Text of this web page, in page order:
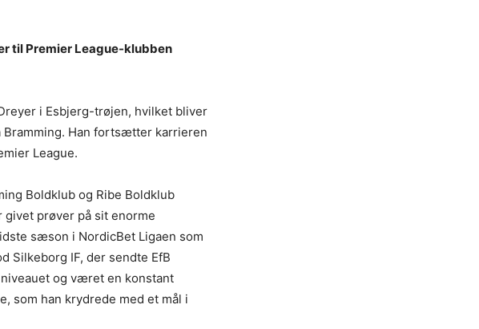
til Premier League-klubben
i Esbjerg-trøjen, hvilket bliver
Han fortsætter karrieren
League.
Boldklub og Ribe Boldklub
givet prøver på sit enorme
sæson i NordicBet Ligaen som
Silkeborg IF, der sendte EfB
og været en konstant
som han krydrede med et mål i